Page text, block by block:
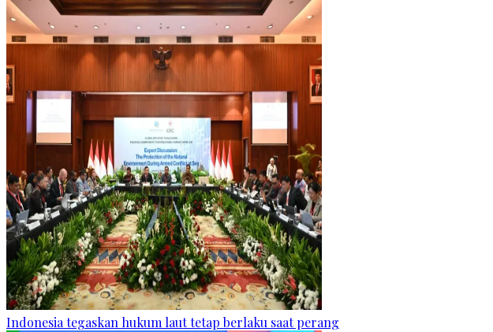
Indonesia tegaskan hukum laut tetap berlaku saat perang